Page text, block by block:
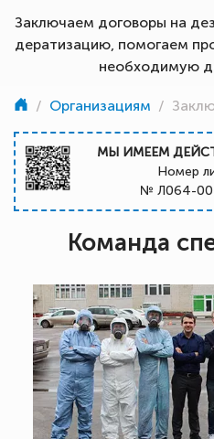
Заключаем договоры на
дератизацию, помогаем
необходимую
/ Организациям /
МЫ ИМЕЕМ
Номер
№ Л064-
Команда